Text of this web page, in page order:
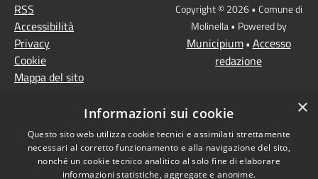
RSS
Accessibilità
Privacy
Cookie
Mappa del sito
Copyright © 2026 • Comune di
Molinella • Powered by
Municipium• Accesso
redazione
×
Informazioni sui cookie
Questo sito web utilizza cookie tecnici e assimilati strettamente
necessari al corretto funzionamento e alla navigazione del sito,
nonché un cookie tecnico analitico al solo fine di elaborare
informazioni statistiche, aggregate e anonime.